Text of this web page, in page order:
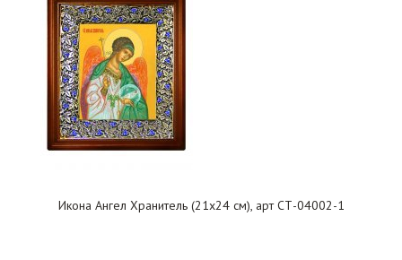
Икона Ангел Хранитель (21х24 см), арт СТ-04002-1